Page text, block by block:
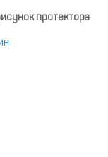
протектора